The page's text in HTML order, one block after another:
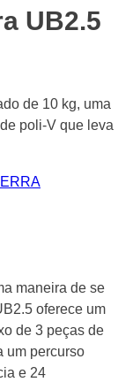
UB2.5
de 10 kg, uma
poli-V que leva
maneira de se
oferece um
de 3 peças de
um percurso
e 24